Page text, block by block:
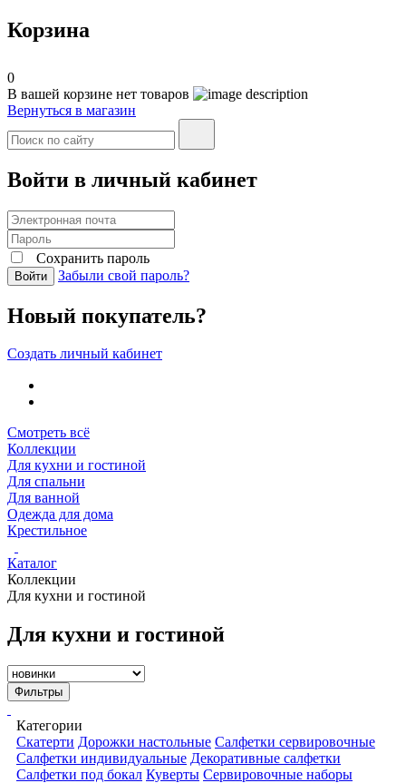
Корзина
0
В вашей корзине нет товаров
Вернуться в магазин
Войти в личный кабинет
Сохранить пароль
Войти Забыли свой пароль?
Новый покупатель?
Создать личный кабинет
Смотреть всё
Коллекции
Для кухни и гостиной
Для спальни
Для ванной
Одежда для дома
Крестильное
Каталог
Коллекции
Для кухни и гостиной
Для кухни и гостиной
Фильтры
Категории
Скатерти Дорожки настольные Салфетки сервировочные
Салфетки индивидуальные Декоративные салфетки
Салфетки под бокал Куверты Сервировочные наборы